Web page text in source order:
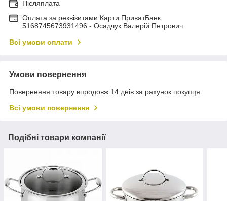
Післяплата
Оплата за реквізитами Карти ПриватБанк
5168745673931496 - Осадчук Валерій Петрович
Всі умови оплати
Умови повернення
Повернення товару впродовж 14 днів за рахунок покупця
Всі умови повернення
Подібні товари компанії